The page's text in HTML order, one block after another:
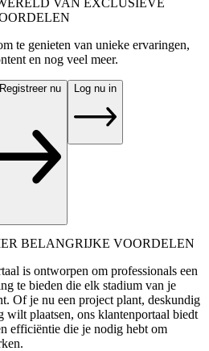
VAN EXCLUSIEVE
te genieten van unieke ervaringen,
en nog veel meer.
nu Log nu in
BELANGRIJKE VOORDELEN
is ontworpen om professionals een
te bieden die elk stadium van je
Of je nu een project plant, deskundig
wilt plaatsen, ons klantenportaal biedt
efficiëntie die je nodig hebt om